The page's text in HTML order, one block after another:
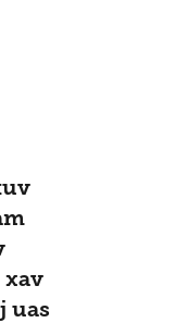
xav
uas